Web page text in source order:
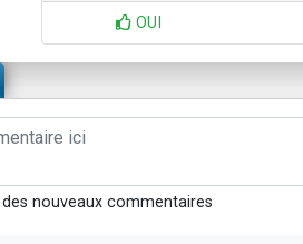
OUI
nouveaux commentaires